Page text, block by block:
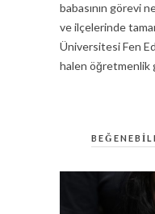
babasının görevi
ve ilçelerinde
Üniversitesi Fen
halen öğretmenlik